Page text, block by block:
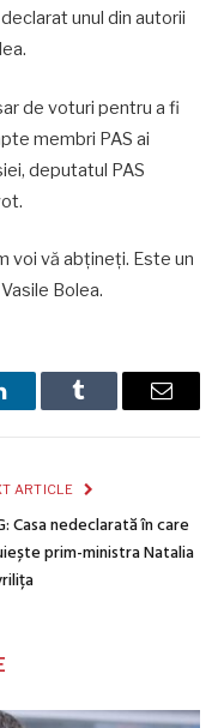
unul din autorii
de voturi pentru a fi
membri PAS ai
deputatul PAS
voi vă abțineți. Este un
Bolea.
Tumblr Email
ARTICLE
Casa nedeclarată în care
prim-ministra Natalia